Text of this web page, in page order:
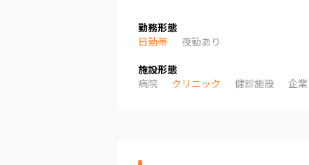
勤務形態
日勤帯
夜勤あり
施設形態
病院
クリニック 健診施設 企業